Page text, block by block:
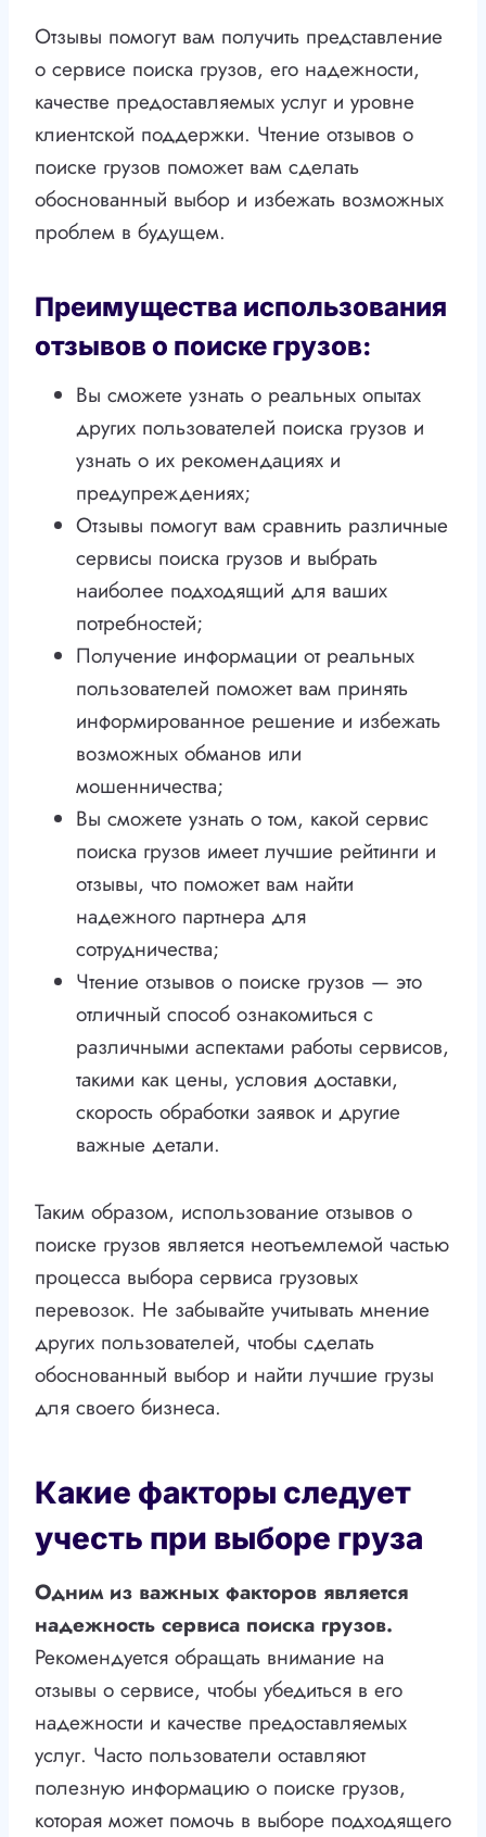
Отзывы помогут вам получить представление
о сервисе поиска грузов, его надежности,
качестве предоставляемых услуг и уровне
клиентской поддержки. Чтение отзывов о
поиске грузов поможет вам сделать
обоснованный выбор и избежать возможных
проблем в будущем.
Преимущества использования
отзывов о поиске грузов:
Вы сможете узнать о реальных опытах
других пользователей поиска грузов и
узнать о их рекомендациях и
предупреждениях;
Отзывы помогут вам сравнить различные
сервисы поиска грузов и выбрать
наиболее подходящий для ваших
потребностей;
Получение информации от реальных
пользователей поможет вам принять
информированное решение и избежать
возможных обманов или
мошенничества;
Вы сможете узнать о том, какой сервис
поиска грузов имеет лучшие рейтинги и
отзывы, что поможет вам найти
надежного партнера для
сотрудничества;
Чтение отзывов о поиске грузов — это
отличный способ ознакомиться с
различными аспектами работы сервисов,
такими как цены, условия доставки,
скорость обработки заявок и другие
важные детали.
Таким образом, использование отзывов о
поиске грузов является неотъемлемой частью
процесса выбора сервиса грузовых
перевозок. Не забывайте учитывать мнение
других пользователей, чтобы сделать
обоснованный выбор и найти лучшие грузы
для своего бизнеса.
Какие факторы следует
учесть при выборе груза
Одним из важных факторов является
надежность сервиса поиска грузов.
Рекомендуется обращать внимание на
отзывы о сервисе, чтобы убедиться в его
надежности и качестве предоставляемых
услуг. Часто пользователи оставляют
полезную информацию о поиске грузов,
которая может помочь в выборе подходящего